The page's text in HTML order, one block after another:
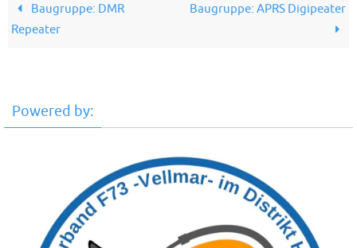
Baugruppe: DMR
Repeater
Baugruppe: APRS Digipeater
Powered by: